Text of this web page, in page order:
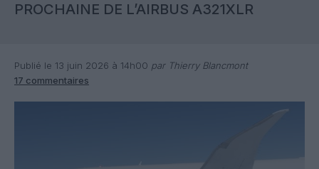
PROCHAINE DE L’AIRBUS A321XLR
Publié le 13 juin 2026 à 14h00 par Thierry Blancmont
17 commentaires